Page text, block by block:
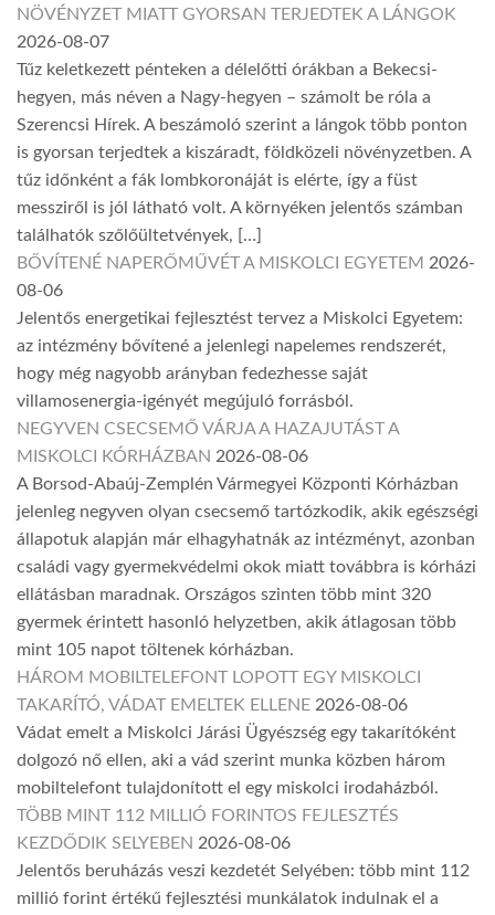
NÖVÉNYZET MIATT GYORSAN TERJEDTEK A LÁNGOK
2026-08-07
Tűz keletkezett pénteken a délelőtti órákban a Bekecsi-
hegyen, más néven a Nagy-hegyen – számolt be róla a
Szerencsi Hírek. A beszámoló szerint a lángok több ponton
is gyorsan terjedtek a kiszáradt, földközeli növényzetben. A
tűz időnként a fák lombkoronáját is elérte, így a füst
messziről is jól látható volt. A környéken jelentős számban
találhatók szőlőültetvények, […]
BŐVÍTENÉ NAPERŐMŰVÉT A MISKOLCI EGYETEM 2026-
08-06
Jelentős energetikai fejlesztést tervez a Miskolci Egyetem:
az intézmény bővítené a jelenlegi napelemes rendszerét,
hogy még nagyobb arányban fedezhesse saját
villamosenergia-igényét megújuló forrásból.
NEGYVEN CSECSEMŐ VÁRJA A HAZAJUTÁST A
MISKOLCI KÓRHÁZBAN 2026-08-06
A Borsod-Abaúj-Zemplén Vármegyei Központi Kórházban
jelenleg negyven olyan csecsemő tartózkodik, akik egészségi
állapotuk alapján már elhagyhatnák az intézményt, azonban
családi vagy gyermekvédelmi okok miatt továbbra is kórházi
ellátásban maradnak. Országos szinten több mint 320
gyermek érintett hasonló helyzetben, akik átlagosan több
mint 105 napot töltenek kórházban.
HÁROM MOBILTELEFONT LOPOTT EGY MISKOLCI
TAKARÍTÓ, VÁDAT EMELTEK ELLENE 2026-08-06
Vádat emelt a Miskolci Járási Ügyészség egy takarítóként
dolgozó nő ellen, aki a vád szerint munka közben három
mobiltelefont tulajdonított el egy miskolci irodaházból.
TÖBB MINT 112 MILLIÓ FORINTOS FEJLESZTÉS
KEZDŐDIK SELYEBEN 2026-08-06
Jelentős beruházás veszi kezdetét Selyében: több mint 112
millió forint értékű fejlesztési munkálatok indulnak el a